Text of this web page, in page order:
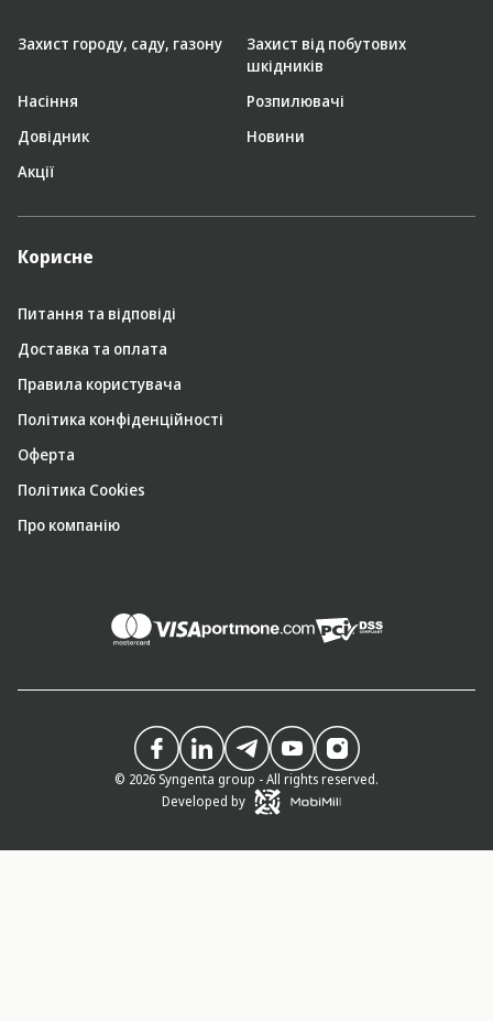
Захист городу, саду, газону
Захист від побутових
шкідників
Насіння
Розпилювачі
Довідник
Новини
Акції
Корисне
Питання та відповіді
Доставка та оплата
Правила користувача
Політика конфіденційності
Оферта
Політика Cookies
Про компанію
© 2026 Syngenta group - All rights reserved.
Developed by